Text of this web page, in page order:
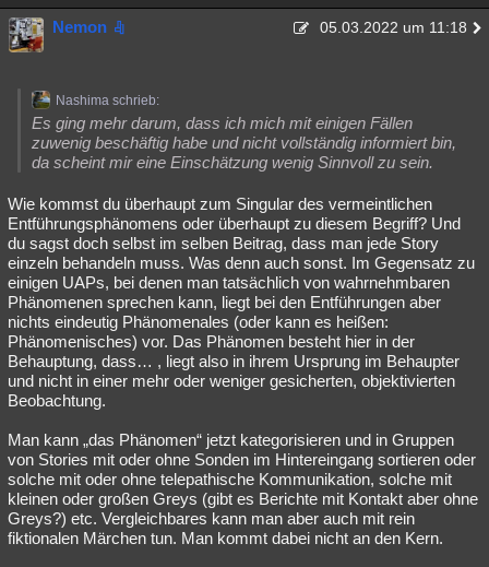
Nemon 05.03.2022 um 11:18
Nashima schrieb:
Es ging mehr darum, dass ich mich mit einigen Fällen
zuwenig beschäftig habe und nicht vollständig informiert bin,
da scheint mir eine Einschätzung wenig Sinnvoll zu sein.
Wie kommst du überhaupt zum Singular des vermeintlichen
Entführungsphänomens oder überhaupt zu diesem Begriff? Und
du sagst doch selbst im selben Beitrag, dass man jede Story
einzeln behandeln muss. Was denn auch sonst. Im Gegensatz zu
einigen UAPs, bei denen man tatsächlich von wahrnehmbaren
Phänomenen sprechen kann, liegt bei den Entführungen aber
nichts eindeutig Phänomenales (oder kann es heißen:
Phänomenisches) vor. Das Phänomen besteht hier in der
Behauptung, dass… , liegt also in ihrem Ursprung im Behaupter
und nicht in einer mehr oder weniger gesicherten, objektivierten
Beobachtung.
Man kann „das Phänomen“ jetzt kategorisieren und in Gruppen
von Stories mit oder ohne Sonden im Hintereingang sortieren oder
solche mit oder ohne telepathische Kommunikation, solche mit
kleinen oder großen Greys (gibt es Berichte mit Kontakt aber ohne
Greys?) etc. Vergleichbares kann man aber auch mit rein
fiktionalen Märchen tun. Man kommt dabei nicht an den Kern.